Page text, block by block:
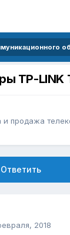
TP-LINK
и продажа
Ответить
2018